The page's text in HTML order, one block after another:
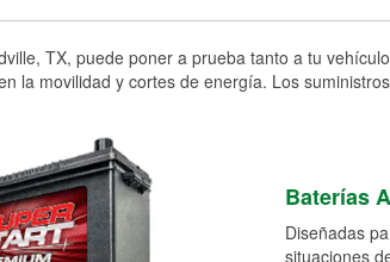
TX, puede poner a prueba tanto a tu
la movilidad y cortes de energía. Los
Baterías
Diseñadas
situaciones